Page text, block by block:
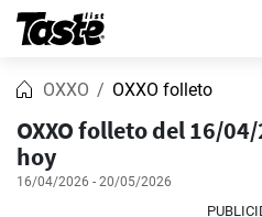
OXXO OXXO folleto
OXXO folleto del 16/
hoy
16/04/2026 - 20/05/2026